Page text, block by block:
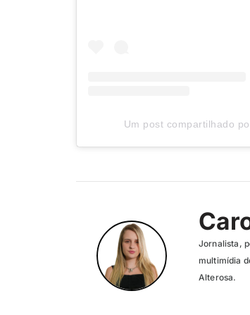
Um post compartilhado
Jornalista,
multimídia
Alterosa.